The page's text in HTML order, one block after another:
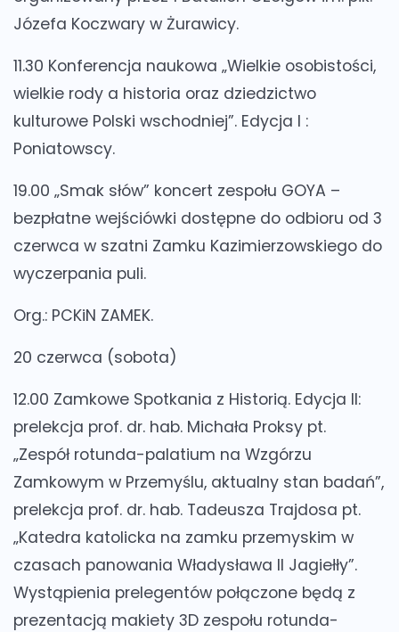
Józefa Koczwary w Żurawicy.
11.30 Konferencja naukowa „Wielkie osobistości,
wielkie rody a historia oraz dziedzictwo
kulturowe Polski wschodniej”. Edycja I :
Poniatowscy.
19.00 „Smak słów” koncert zespołu GOYA –
bezpłatne wejściówki dostępne do odbioru od 3
czerwca w szatni Zamku Kazimierzowskiego do
wyczerpania puli.
Org.: PCKiN ZAMEK.
20 czerwca (sobota)
12.00 Zamkowe Spotkania z Historią. Edycja II:
prelekcja prof. dr. hab. Michała Proksy pt.
„Zespół rotunda-palatium na Wzgórzu
Zamkowym w Przemyślu, aktualny stan badań”,
prelekcja prof. dr. hab. Tadeusza Trajdosa pt.
„Katedra katolicka na zamku przemyskim w
czasach panowania Władysława II Jagiełły”.
Wystąpienia prelegentów połączone będą z
prezentacją makiety 3D zespołu rotunda-